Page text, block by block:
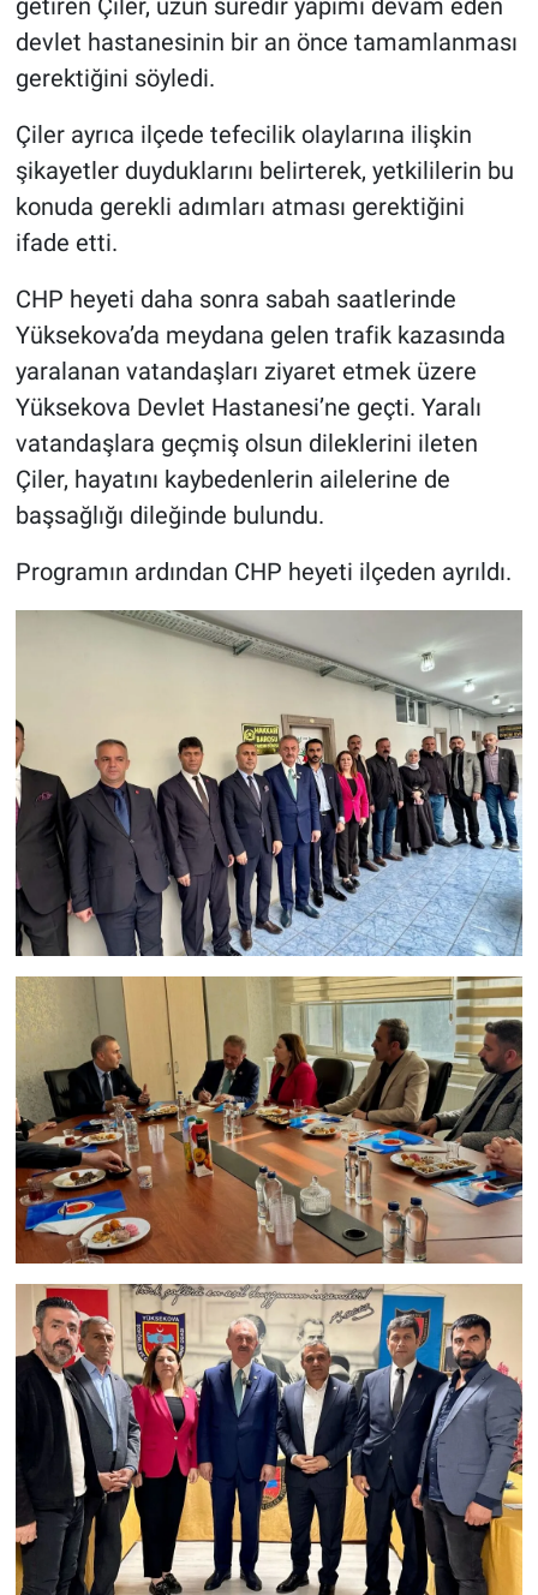
getiren Çiler, uzun süredir yapımı devam eden
devlet hastanesinin bir an önce tamamlanması
gerektiğini söyledi.
Çiler ayrıca ilçede tefecilik olaylarına ilişkin
şikayetler duyduklarını belirterek, yetkililerin bu
konuda gerekli adımları atması gerektiğini
ifade etti.
CHP heyeti daha sonra sabah saatlerinde
Yüksekova’da meydana gelen trafik kazasında
yaralanan vatandaşları ziyaret etmek üzere
Yüksekova Devlet Hastanesi’ne geçti. Yaralı
vatandaşlara geçmiş olsun dileklerini ileten
Çiler, hayatını kaybedenlerin ailelerine de
başsağlığı dileğinde bulundu.
Programın ardından CHP heyeti ilçeden ayrıldı.